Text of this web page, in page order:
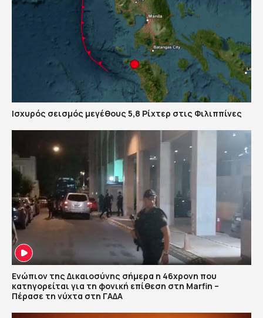
Ισχυρός σεισμός μεγέθους 5,8 Ρίχτερ στις Φιλιππίνες
Ενώπιον της Δικαιοσύνης σήμερα η 46χρονη που
κατηγορείται για τη φονική επίθεση στη Marfin –
Πέρασε τη νύχτα στη ΓΑΔΑ